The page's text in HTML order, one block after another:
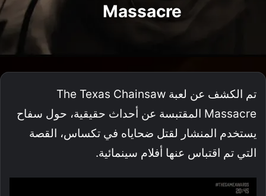
Massacre
تم الكشف عن لعبة The Texas Chainsaw
Massacre المقتبسة عن أحداث حقيقية، حول سفاح
يستخدم المنشار لقتل ضحاياه في تكساس، القصة
التي تم اقتباس عنها أفلام سينمائية.